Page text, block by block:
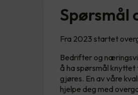
Spørsmål
Fra 2023 startet
Bedrifter og
å ha spørsmål knyttet
gjøres. En av våre
hjelpe deg med